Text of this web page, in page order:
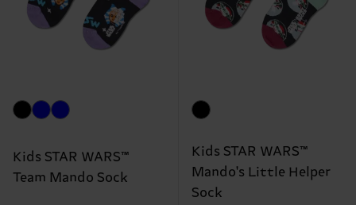
Kids STAR WARS™
Team Mando Sock
Kids STAR WARS™
Mando's Little Helper
Sock